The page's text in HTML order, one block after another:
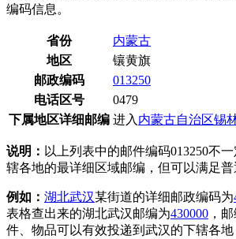
编码信息。
省份
内蒙古
地区
镶黄旗
邮政编码
013250
电话区号
0479
下属地区详细邮编 进入 内蒙古自治区锡
说明： 以上列表中的邮件编码013250不
辖各地的最详细区域邮编，但可以满足普
例如： 湖北武汉某街道的详细邮政编码为
表格查出来的湖北武汉邮编为430000 ，
件、物品可以有效投递到武汉的下辖各